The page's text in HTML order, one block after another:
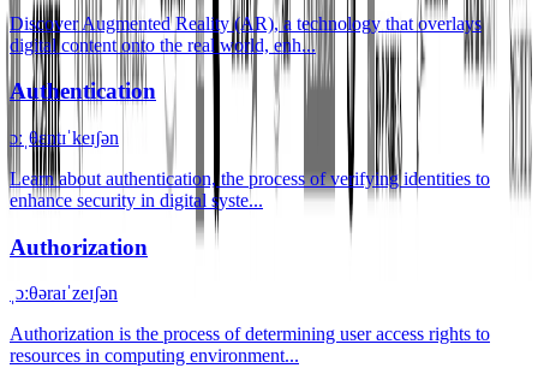
Discover Augmented Reality (AR), a technology that overlays
digital content onto the real world, enh...
Authentication
ɔːˌθɛntɪˈkeɪʃən
Learn about authentication, the process of verifying identities to
enhance security in digital syste...
Authorization
ˌɔːθəraɪˈzeɪʃən
Authorization is the process of determining user access rights to
resources in computing environment...